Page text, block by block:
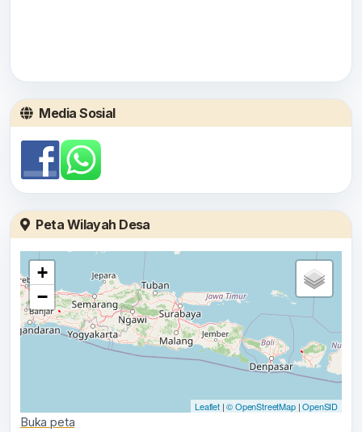
Media Sosial
Peta Wilayah Desa
+
−
Leaflet|© OpenStreetMap|OpenSID
Buka peta